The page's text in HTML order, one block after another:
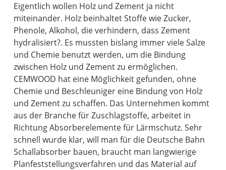
Eigentlich wollen Holz und Zement ja nicht
miteinander. Holz beinhaltet Stoffe wie Zucker,
Phenole, Alkohol, die verhindern, dass Zement
hydralisiert?. Es mussten bislang immer viele Salze
und Chemie benutzt werden, um die Bindung
zwischen Holz und Zement zu ermöglichen.
CEMWOOD hat eine Möglichkeit gefunden, ohne
Chemie und Beschleuniger eine Bindung von Holz
und Zement zu schaffen. Das Unternehmen kommt
aus der Branche für Zuschlagstoffe, arbeitet in
Richtung Absorberelemente für Lärmschutz. Sehr
schnell wurde klar, will man für die Deutsche Bahn
Schallabsorber bauen, braucht man langwierige
Planfeststellungsverfahren und das Material auf